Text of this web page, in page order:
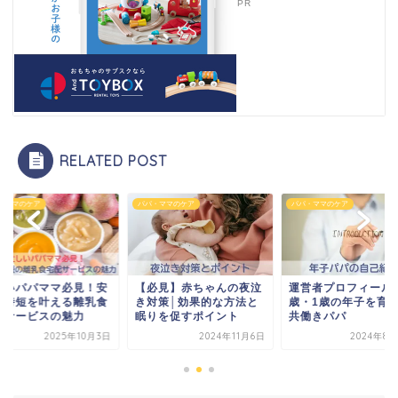
PR
RELATED POST
ママのケア
見】赤ちゃんの夜泣
策│効果的な方法と
を促すポイント
2024年11月6日
パパ・ママのケア
運営者プロフィール｜3
歳・1歳の年子を育てる
共働きパパ
2024年8月28日
パパ・ママのケア
忙しいパパママ必見
心と時短を叶える離
宅配サービスの魅力
2025年